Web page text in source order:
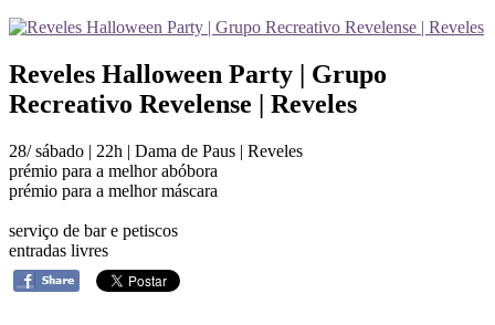
Reveles Halloween Party | Grupo
Recreativo Revelense | Reveles
28/ sábado | 22h | Dama de Paus | Reveles
prémio para a melhor abóbora
prémio para a melhor máscara
serviço de bar e petiscos
entradas livres